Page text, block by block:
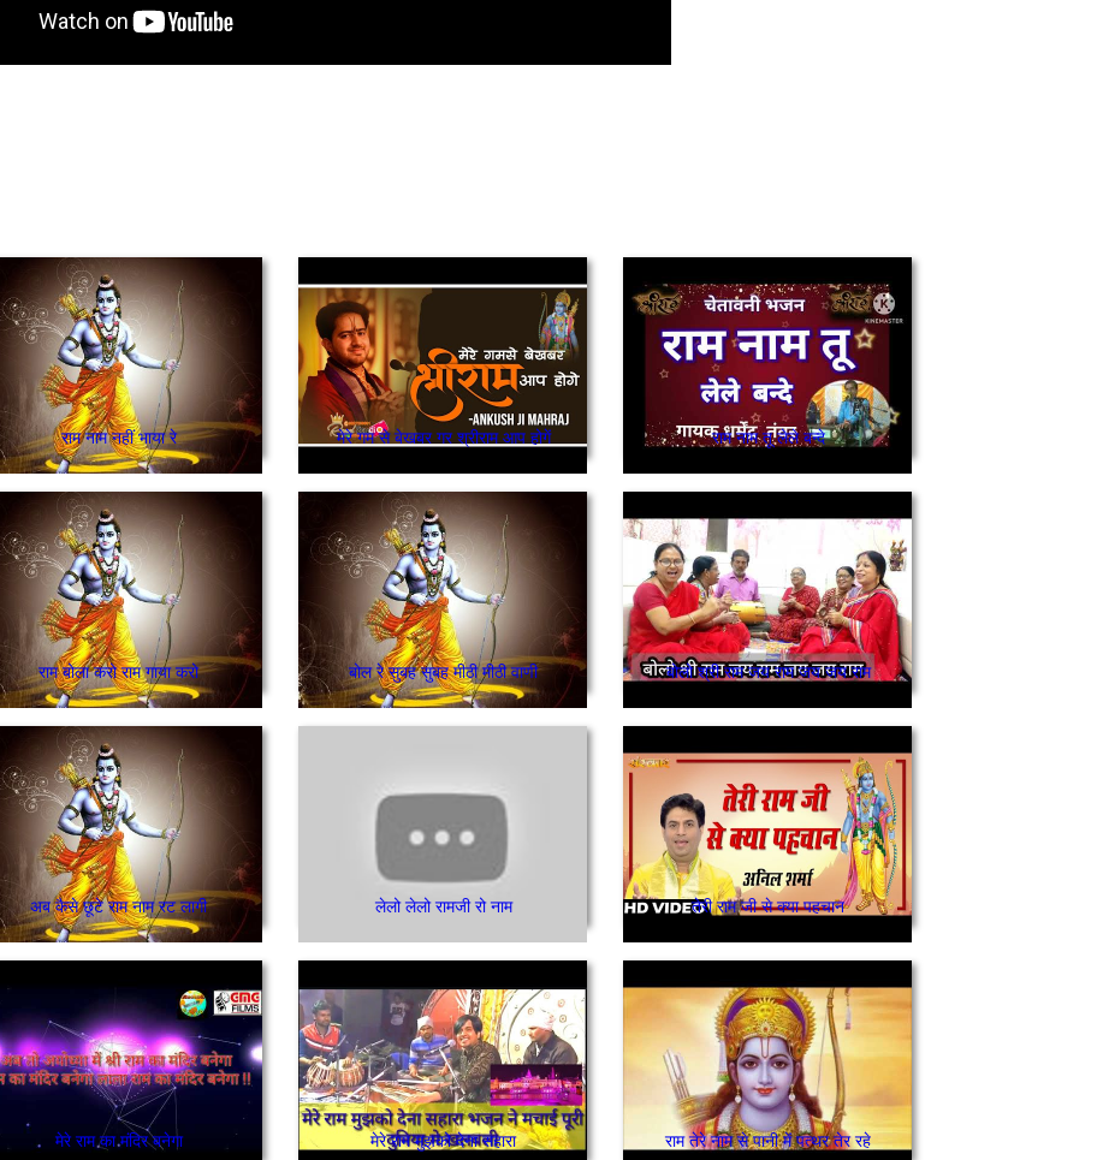
राम नाम नहीं भाया रे मेरे गम से बेखबर गर श्रीराम आप होगें राम नाम तू लेले बन्दे
राम बोला करो राम गाया करो बोल रे सुबह सुबह मीठी मीठी वाणी बोलो श्री राम जय राम जय जय राम
अब कैसे छूटे राम नाम रट लागी लेलो लेलो रामजी रो नाम तेरी राम जी से क्या पहचान
मेरे राम का मंदिर बनेगा मेरे राम मुझको देना सहारा राम तेरे नाम से पानी में पत्थर तेर रहे